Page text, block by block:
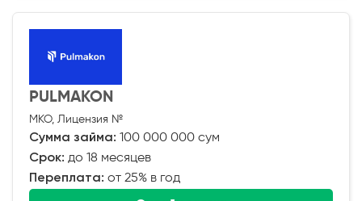
PULMAKON
МКО, Лицензия №
Сумма займа: 100 000 000 сум
Срок: до 18 месяцев
Переплата: от 25% в год